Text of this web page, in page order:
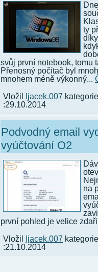
ty
svůj první notebook, tomu
Přenosný počítač byl
mnohem méně výkonný...
Vložil
Ijacek.007
:29.10.2014
Podvodný email
vyúčtování O2
na
první pohled je velice
Vložil
Ijacek.007
:21.10.2014